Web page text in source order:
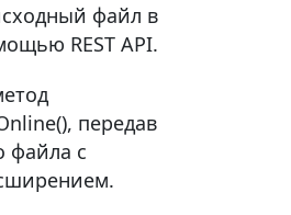
файл в
REST API.
передав
файла с